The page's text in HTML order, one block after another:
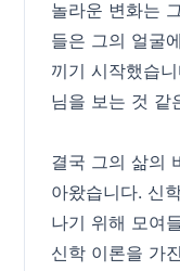
놀라운 변화는
들은 그의 얼굴
끼기 시작했습
님을 보는 것 같
결국 그의 삶의
아왔습니다. 신
나기 위해 모여
신학 이론을 가